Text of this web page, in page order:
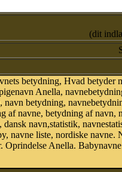
(dit
betydning, Hvad betyder
Anella,
navn betydning,
af navne, betydning af navn,
dansk navn,statistik,
navne liste, nordiske navne.
Oprindelse Anella.